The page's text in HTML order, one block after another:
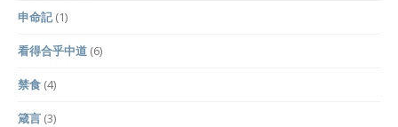
申命記(1)
看得合乎中道 (6)
禁食 (4)
箴言 (3)